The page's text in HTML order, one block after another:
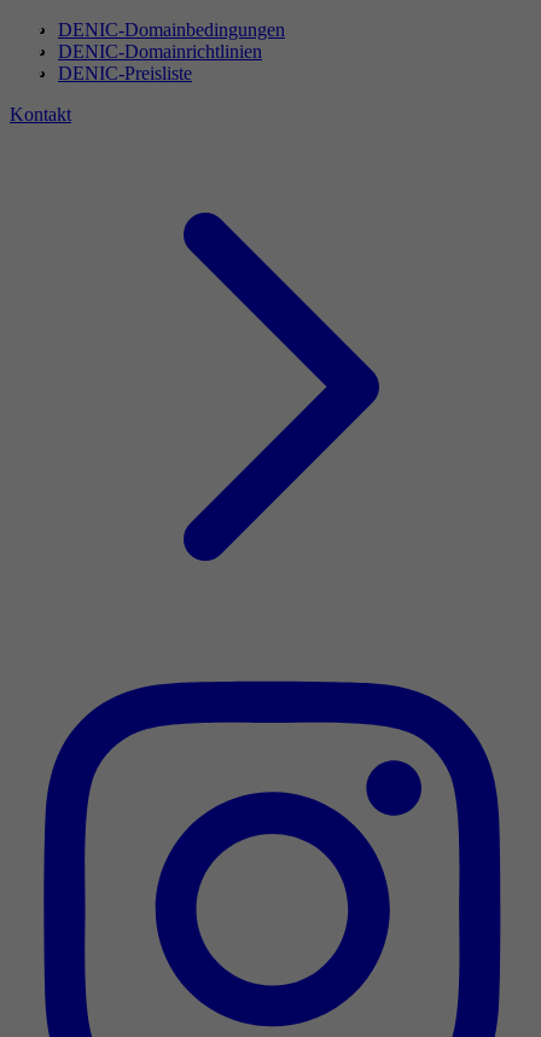
DENIC-Domainbedingungen
DENIC-Domainrichtlinien
DENIC-Preisliste
Kontakt